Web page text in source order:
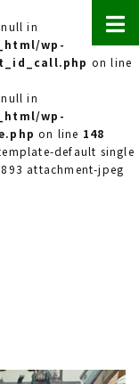
in
wp-
on line
in
wp-
on line 148
default single
attachment-jpeg